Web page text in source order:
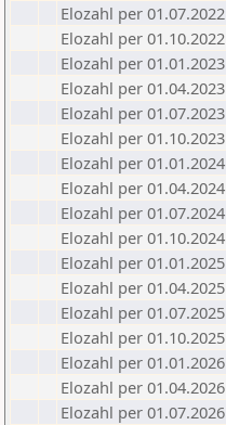
Elozahl per 01.07.2022
Elozahl per 01.10.2022
Elozahl per 01.01.2023
Elozahl per 01.04.2023
Elozahl per 01.07.2023
Elozahl per 01.10.2023
Elozahl per 01.01.2024
Elozahl per 01.04.2024
Elozahl per 01.07.2024
Elozahl per 01.10.2024
Elozahl per 01.01.2025
Elozahl per 01.04.2025
Elozahl per 01.07.2025
Elozahl per 01.10.2025
Elozahl per 01.01.2026
Elozahl per 01.04.2026
Elozahl per 01.07.2026